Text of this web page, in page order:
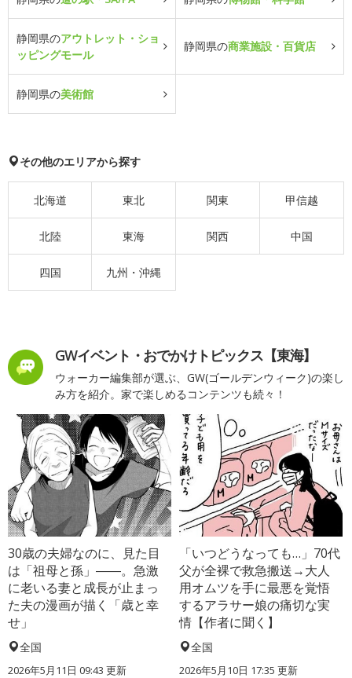
静岡県のアウトレット・ショ
ッピングモール
静岡県の商業施設・百貨店
静岡県の美術館
その他のエリアから探す
北海道 東北 関東 甲信越
北陸 東海 関西 中国
四国 九州・沖縄
GWイベント・おでかけトピックス【東海】
ウォーカー編集部が選ぶ、GW(ゴールデンウィーク)の楽し
み方を紹介。家で楽しめるコンテンツも続々！
30歳の夫婦なのに、見た目
は「祖母と孫」――。急激
に老いる妻と成長が止まっ
た夫の漫画が描く「歳と幸
せ」
全国
2026年5月11日 09:43 更新
「いつどうなっても…」70代
父が全裸で救急搬送→大人
用オムツを手に最悪を覚悟
するアラサー娘の痛切な実
情【作者に聞く】
全国
2026年5月10日 17:35 更新